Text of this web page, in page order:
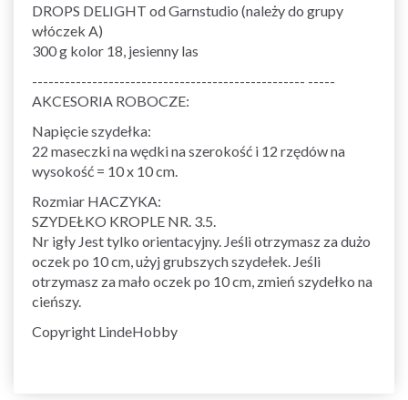
DROPS DELIGHT od Garnstudio (należy do grupy
włóczek A)
300 g kolor 18, jesienny las
-------------------------------------------------- -----
AKCESORIA ROBOCZE:
Napięcie szydełka:
22 maseczki na wędki na szerokość i 12 rzędów na
wysokość = 10 x 10 cm.
Rozmiar HACZYKA:
SZYDEŁKO KROPLE NR. 3.5.
Nr igły Jest tylko orientacyjny. Jeśli otrzymasz za dużo
oczek po 10 cm, użyj grubszych szydełek. Jeśli
otrzymasz za mało oczek po 10 cm, zmień szydełko na
cieńszy.
Copyright LindeHobby